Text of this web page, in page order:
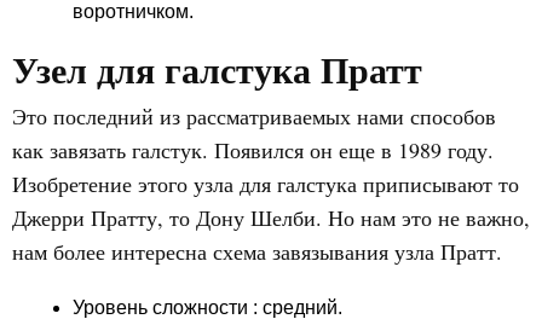
воротничком.
Узел для галстука Пратт
Это последний из рассматриваемых нами способов
как завязать галстук. Появился он еще в 1989 году.
Изобретение этого узла для галстука приписывают то
Джерри Пратту, то Дону Шелби. Но нам это не важно,
нам более интересна схема завязывания узла Пратт.
Уровень сложности : средний.